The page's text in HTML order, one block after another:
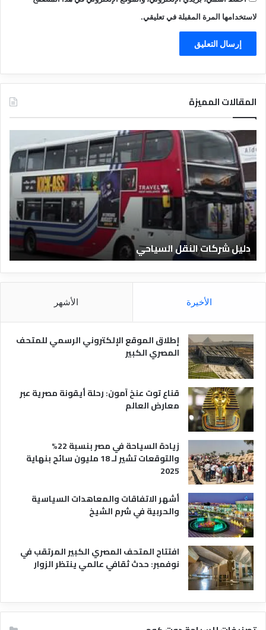
لاستخدامها المرة المقبلة في تعليقي.
المقالات المميزة
ل
ي
ل
ل
ف
ا
د
ق
ا
ل
ر
ي
ة
دليل الفنادق المصرية
الأخيرة الأشهر
إطلاق الموقع الإلكتروني الرسمي للمتحف
المصري الكبير
قناع توت عنخ آمون: رحلة أيقونة مصرية عبر
معارض العالم
زيادة السياحة في مصر بنسبة 22%
والتوقعات تشير لـ 18 مليون سائح بنهاية
2025
أشهر الاتفاقات والمعاهدات السياسية
والحربية في شرم الشيخ
افتتاح المتحف المصري الكبير المرتقب في
نوفمبر: حدث ثقافي عالمي ينتظر الزوار